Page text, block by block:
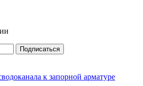
Подписаться
к запорной арматуре